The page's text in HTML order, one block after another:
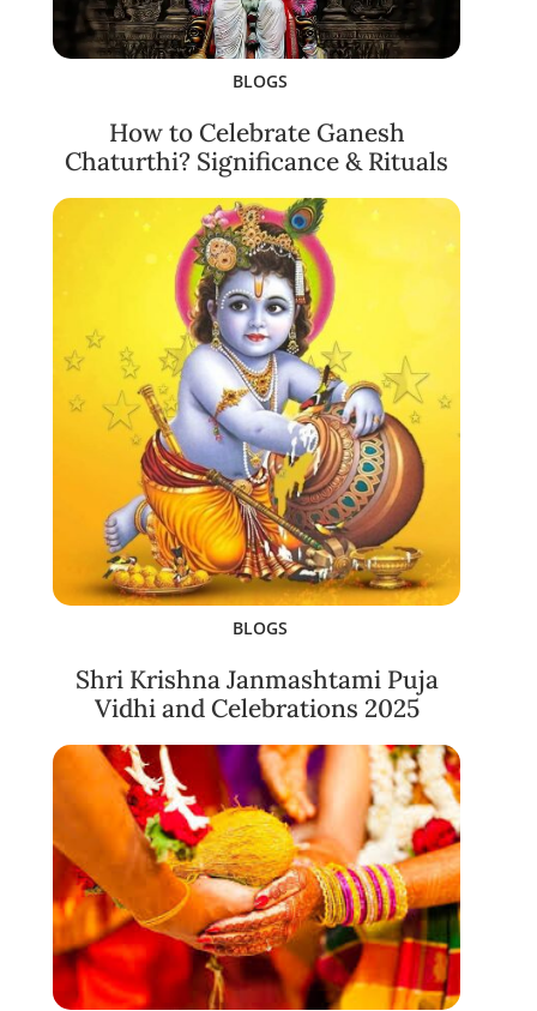
BLOGS
How to Celebrate Ganesh
Chaturthi? Significance & Rituals
BLOGS
Shri Krishna Janmashtami Puja
Vidhi and Celebrations 2025